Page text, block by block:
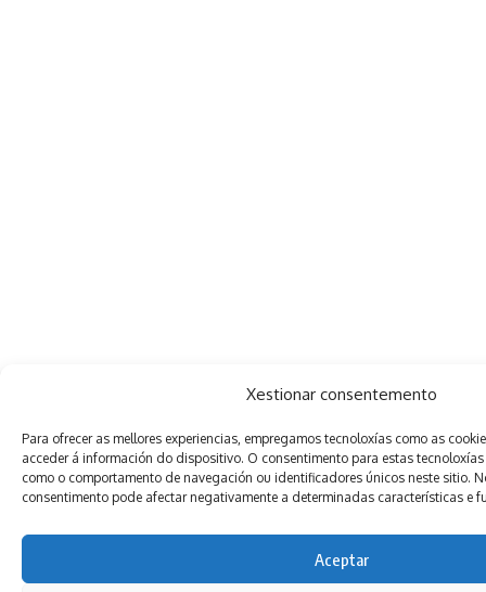
Xestionar consentemento
Para ofrecer as mellores experiencias, empregamos tecnoloxías como as
acceder á información do dispositivo. O consentimento para estas
como o comportamento de navegación ou identificadores únicos neste sitio.
consentimento pode afectar negativamente a determinadas características e
Aceptar